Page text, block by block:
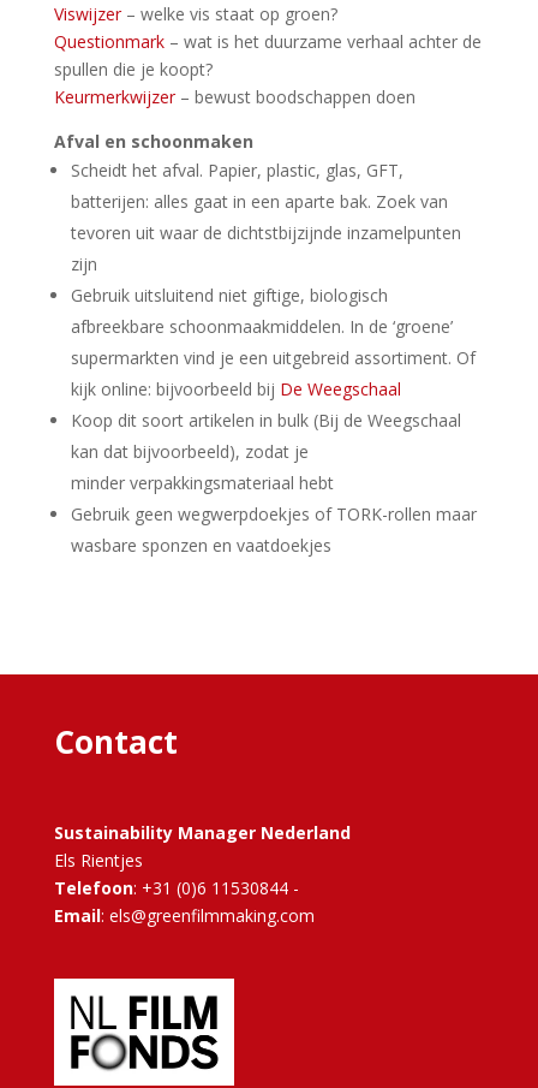
Viswijzer– welke vis staat op groen?
Questionmark– wat is het duurzame verhaal achter de
spullen die je koopt?
Keurmerkwijzer– bewust boodschappen doen
Afval en schoonmaken
Scheidt het afval. Papier, plastic, glas, GFT,
batterijen: alles gaat in een aparte bak. Zoek van
tevoren uit waar de dichtstbijzijnde inzamelpunten
zijn
Gebruik uitsluitend niet giftige, biologisch
afbreekbare schoonmaakmiddelen. In de ‘groene’
supermarkten vind je een uitgebreid assortiment. Of
kijk online: bijvoorbeeld bij De Weegschaal
Koop dit soort artikelen in bulk (Bij de Weegschaal
kan dat bijvoorbeeld), zodat je
minder verpakkingsmateriaal hebt
Gebruik geen wegwerpdoekjes of TORK-rollen maar
wasbare sponzen en vaatdoekjes
Contact
Sustainability Manager Nederland
Els Rientjes
Telefoon: +31 (0)6 11530844 -
Email: els@greenfilmmaking.com